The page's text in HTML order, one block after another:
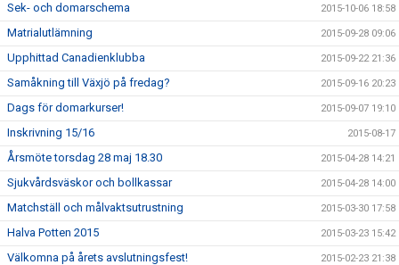
Sek- och domarschema 2015-10-06 18:58
Matrialutlämning 2015-09-28 09:06
Upphittad Canadienklubba 2015-09-22 21:36
Samåkning till Växjö på fredag? 2015-09-16 20:23
Dags för domarkurser! 2015-09-07 19:10
Inskrivning 15/16 2015-08-17
Årsmöte torsdag 28 maj 18.30 2015-04-28 14:21
Sjukvårdsväskor och bollkassar 2015-04-28 14:00
Matchställ och målvaktsutrustning 2015-03-30 17:58
Halva Potten 2015 2015-03-23 15:42
Välkomna på årets avslutningsfest! 2015-02-23 21:38